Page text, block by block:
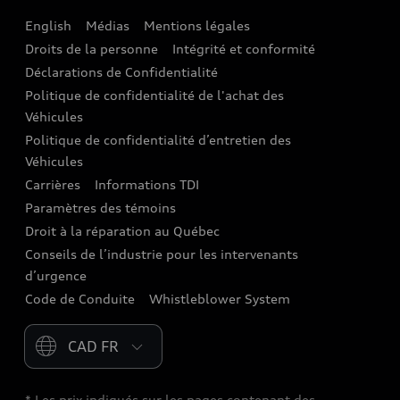
Audi connect
Assistance routière
Audi Care
Centres de carrosserie Audi
Garanties Audi et couverture
English Médias
Mentions légales
Droits de la personne
Intégrité et conformité
Déclarations de Confidentialité
Politique de confidentialité de l'achat des
Véhicules
Politique de confidentialité d’entretien des
Véhicules
Carrières
Informations TDI
Paramètres des témoins
Droit à la réparation au Québec
Conseils de l’industrie pour les intervenants
d’urgence
Code de Conduite
Whistleblower System
Please select country